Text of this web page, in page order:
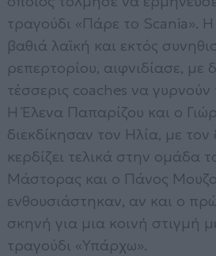
τραγούδι «Πάρε το Scania». Η
βαθιά λαϊκή και εκτός
ρεπερτορίου, αιφνιδίασε, με
τέσσερις coaches να
Η Έλενα Παπαρίζου και ο
διεκδίκησαν τον Ηλία, με
κερδίζει τελικά στην ομάδα
Μάστορας και ο Πάνος
ενθουσιάστηκαν, αν και ο
σκηνή για μια κοινή στιγμή
τραγούδι «Υπάρχω».